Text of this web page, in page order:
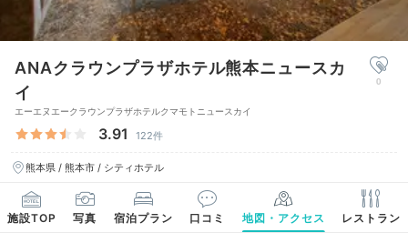
ANAクラウンプラザホテル熊本ニュースカ
イ
エーエヌエークラウンプラザホテルクマモトニュースカイ
3.91 122件
熊本県 / 熊本市 / シティホテル
0
施設TOP 写真 宿泊プラン 口コミ 地図・アクセス レストラン